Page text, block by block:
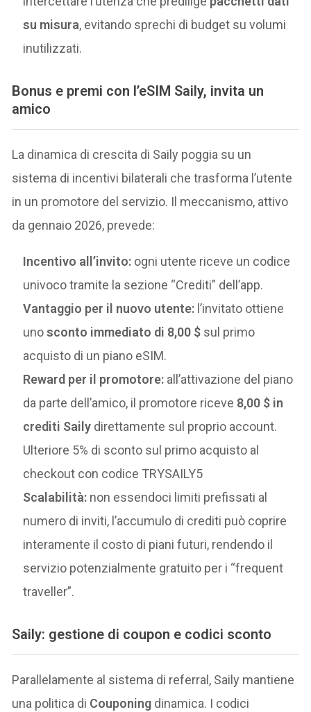
su misura, evitando sprechi di budget su volumi
inutilizzati.
Bonus e premi con l’eSIM Saily, invita un
amico
La dinamica di crescita di Saily poggia su un
sistema di incentivi bilaterali che trasforma l’utente
in un promotore del servizio. Il meccanismo, attivo
da gennaio 2026, prevede:
Incentivo all’invito: ogni utente riceve un codice
univoco tramite la sezione “Crediti” dell’app.
Vantaggio per il nuovo utente: l’invitato ottiene
unosconto immediato di 8,00 $ sul primo
acquisto di un piano eSIM.
Reward per il promotore: all’attivazione del piano
da parte dell’amico, il promotore riceve 8,00 $ in
crediti Saily direttamente sul proprio account.
Ulteriore 5% di sconto sul primo acquisto al
checkout con codice TRYSAILY5
Scalabilità: non essendoci limiti prefissati al
numero di inviti, l’accumulo di crediti può coprire
interamente il costo di piani futuri, rendendo il
servizio potenzialmente gratuito per i “frequent
traveller”.
Saily: gestione di coupon e codici sconto
Parallelamente al sistema di referral, Saily mantiene
una politica di Couponing dinamica. I codici